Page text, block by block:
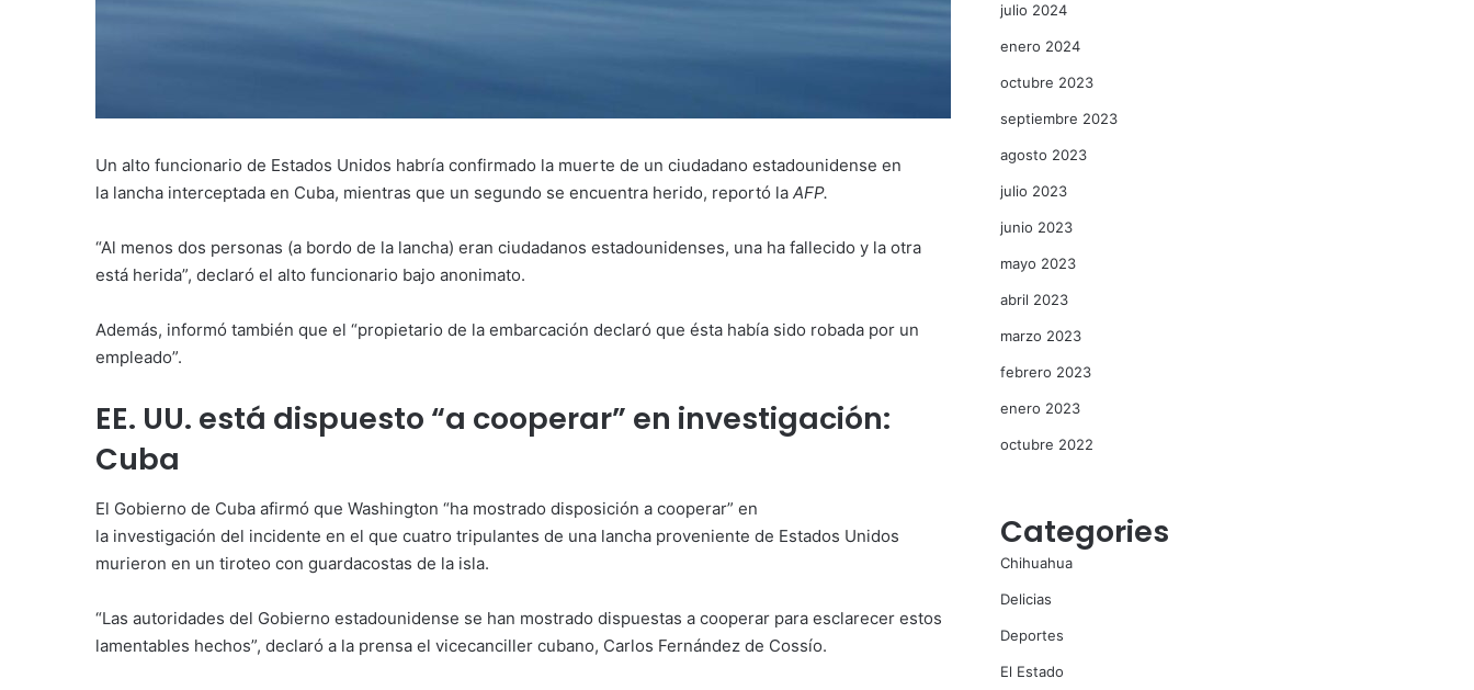
Un alto funcionario de Estados Unidos habría confirmado la muerte de un ciudadano estadounidense en
la lancha interceptada en Cuba, mientras que un segundo se encuentra herido, reportó la AFP.
“Al menos dos personas (a bordo de la lancha) eran ciudadanos estadounidenses, una ha fallecido y la otra
está herida”, declaró el alto funcionario bajo anonimato.
Además, informó también que el “propietario de la embarcación declaró que ésta había sido robada por un
empleado”.
EE. UU. está dispuesto “a cooperar” en investigación:
Cuba
El Gobierno de Cuba afirmó que Washington “ha mostrado disposición a cooperar” en
la investigación del incidente en el que cuatro tripulantes de una lancha proveniente de Estados Unidos
murieron en un tiroteo con guardacostas de la isla.
“Las autoridades del Gobierno estadounidense se han mostrado dispuestas a cooperar para esclarecer estos
lamentables hechos”, declaró a la prensa el vicecanciller cubano, Carlos Fernández de Cossío.
julio 2024
enero 2024
octubre 2023
septiembre 2023
agosto 2023
julio 2023
junio 2023
mayo 2023
abril 2023
marzo 2023
febrero 2023
enero 2023
octubre 2022
Categories
Chihuahua
Delicias
Deportes
El Estado